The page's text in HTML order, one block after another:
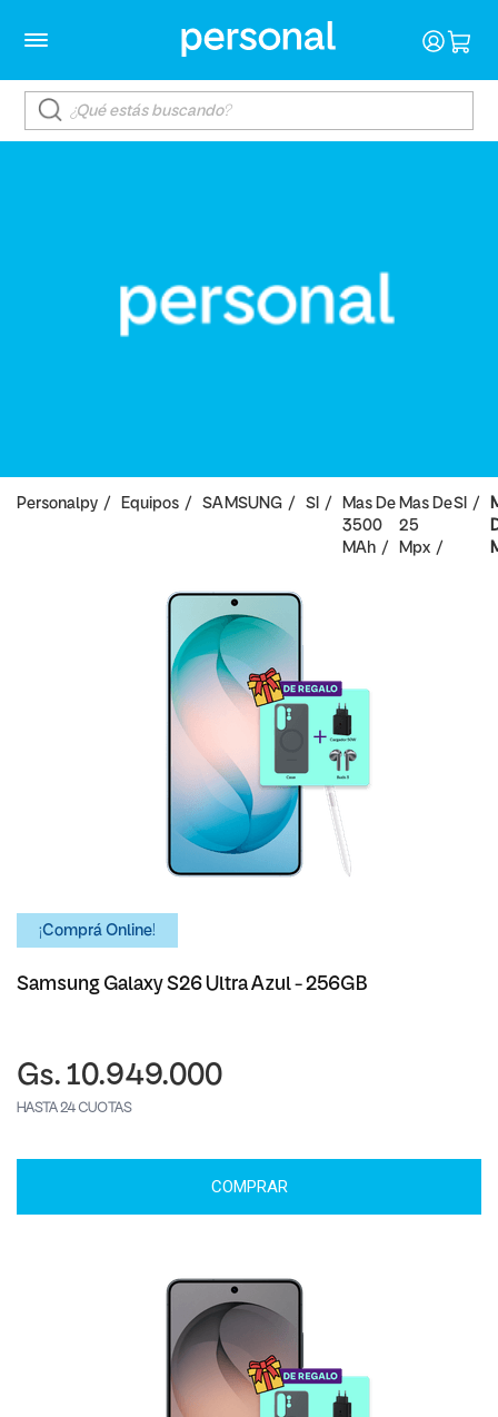
Personalpy Equipos SAMSUNG SI
Mas De
3500
MAh
Mas De
25
Mpx
SI
¡Comprá Online!
Samsung Galaxy S26 Ultra Azul - 256GB
Gs. 10.949.000
HASTA 24 CUOTAS
COMPRAR